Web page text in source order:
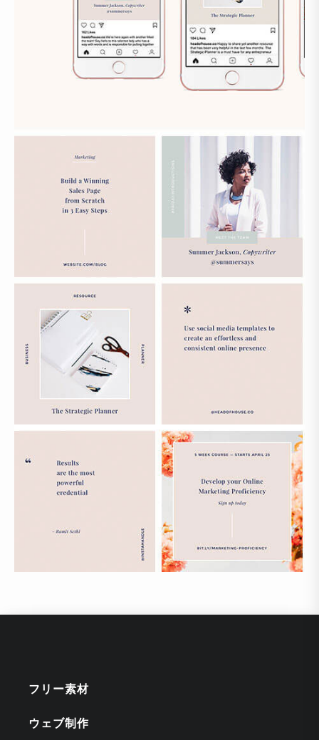
フリー素材
ウェブ制作